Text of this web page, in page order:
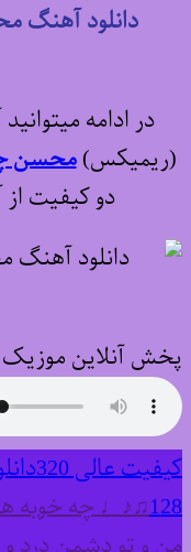
دانلود آهنگ
در ادامه
(ریمیکس)محسن
دو کیفیت از
پخش آنلاین موزیک
کیفیت عالی 320
128♫♪♩ چه خوبه